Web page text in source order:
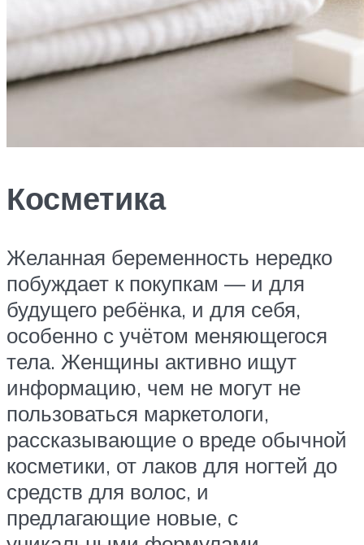
Косметика
Желанная беременность нередко
побуждает к покупкам — и для
будущего ребёнка, и для себя,
особенно с учётом меняющегося
тела. Женщины активно ищут
информацию, чем не могут не
пользоваться маркетологи,
рассказывающие о вреде обычной
косметики, от лаков для ногтей до
средств для волос, и
предлагающие новые, с